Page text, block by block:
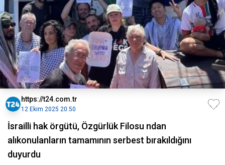
https://t24.com.tr
12 Ekim 2025 20:50
İsrailli hak örgütü, Özgürlük Filosu ndan
alıkonulanların tamamının serbest bırakıldığını
duyurdu